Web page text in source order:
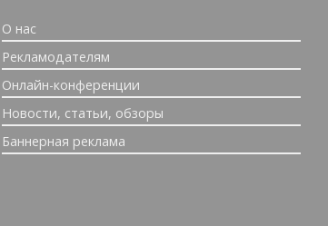
О нас
Рекламодателям
Онлайн-конференции
Новости, статьи, обзоры
Баннерная реклама